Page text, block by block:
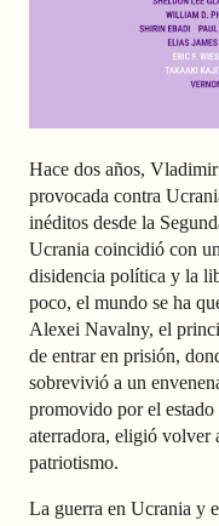
Hace dos años,
provocada contra
inéditos desde la
Ucrania coincidió con
disidencia política y la
poco, el mundo se ha
Alexei Navalny, el
de entrar en prisión,
sobrevivió a un
promovido por el estado
aterradora, eligió volver
patriotismo.
La guerra en Ucrania y